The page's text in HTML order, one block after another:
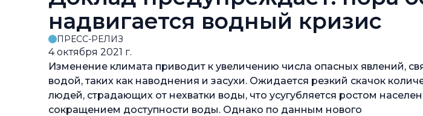
надвигается водный кризис
ПРЕСС-РЕЛИЗ
4 октября 2021 г.
Изменение климата приводит к увеличению числа опасных явлений,
водой, таких как наводнения и засухи. Ожидается резкий скачок
людей, страдающих от нехватки воды, что усугубляется ростом
сокращением доступности воды. Однако по данным нового